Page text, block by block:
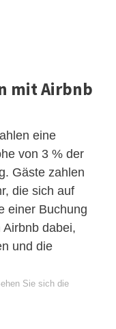
mit Airbnb
eine
von 3 % der
Gäste zahlen
die sich auf
einer Buchung
dabei,
und die
Sie sich die